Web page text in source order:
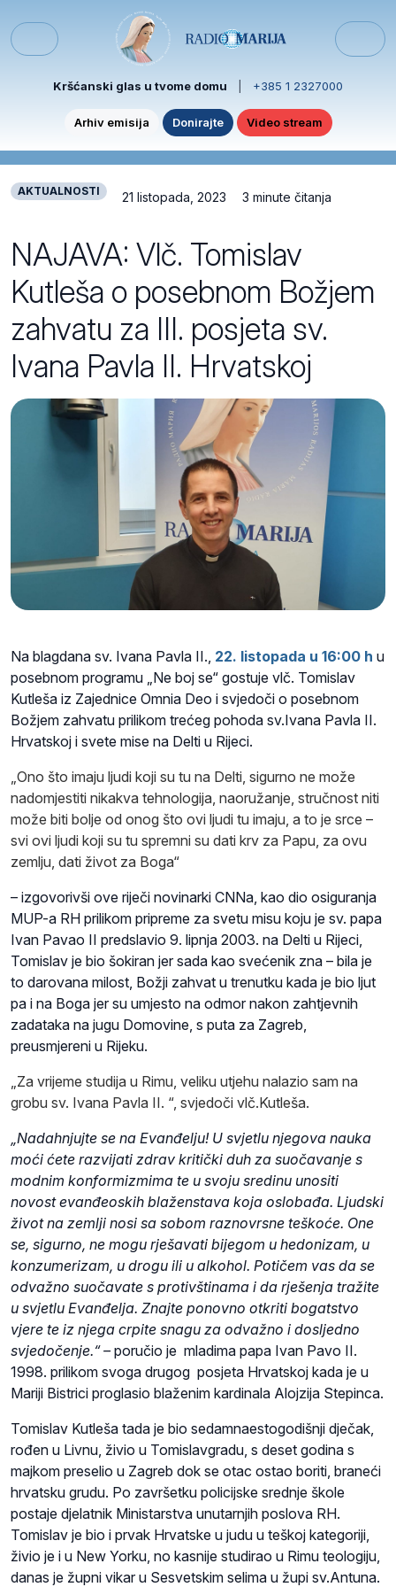
Menu
Kršćanski glas u tvome domu +385 1 2327000
Arhiv emisija Donirajte Video stream
AKTUALNOSTI 21 listopada, 2023 3 minute čitanja
NAJAVA: Vlč. Tomislav
Kutleša o posebnom Božjem
zahvatu za III. posjeta sv.
Ivana Pavla II. Hrvatskoj
Na blagdana sv. Ivana Pavla II., 22. listopada u 16:00 h u
posebnom programu „Ne boj se“ gostuje vlč. Tomislav
Kutleša iz Zajednice Omnia Deo i svjedoči o posebnom
Božjem zahvatu prilikom trećeg pohoda sv.Ivana Pavla II.
Hrvatskoj i svete mise na Delti u Rijeci.
„Ono što imaju ljudi koji su tu na Delti, sigurno ne može
nadomjestiti nikakva tehnologija, naoružanje, stručnost niti
može biti bolje od onog što ovi ljudi tu imaju, a to je srce –
svi ovi ljudi koji su tu spremni su dati krv za Papu, za ovu
zemlju, dati život za Boga“
– izgovorivši ove riječi novinarki CNNa, kao dio osiguranja
MUP-a RH prilikom pripreme za svetu misu koju je sv. papa
Ivan Pavao II predslavio 9. lipnja 2003. na Delti u Rijeci,
Tomislav je bio šokiran jer sada kao svećenik zna – bila je
to darovana milost, Božji zahvat u trenutku kada je bio ljut
pa i na Boga jer su umjesto na odmor nakon zahtjevnih
zadataka na jugu Domovine, s puta za Zagreb,
preusmjereni u Rijeku.
„Za vrijeme studija u Rimu, veliku utjehu nalazio sam na
grobu sv. Ivana Pavla II. “, svjedoči vlč.Kutleša.
„Nadahnjujte se na Evanđelju! U svjetlu njegova nauka
moći ćete razvijati zdrav kritički duh za suočavanje s
modnim konformizmima te u svoju sredinu unositi
novost evanđeoskih blaženstava koja oslobađa. Ljudski
život na zemlji nosi sa sobom raznovrsne teškoće. One
se, sigurno, ne mogu rješavati bijegom u hedonizam, u
konzumerizam, u drogu ili u alkohol. Potičem vas da se
odvažno suočavate s protivštinama i da rješenja tražite
u svjetlu Evanđelja. Znajte ponovno otkriti bogatstvo
vjere te iz njega crpite snagu za odvažno i dosljedno
svjedočenje.“ –poručio je mladima papa Ivan Pavo II.
1998. prilikom svoga drugog posjeta Hrvatskoj kada je u
Mariji Bistrici proglasio blaženim kardinala Alojzija Stepinca.
Tomislav Kutleša tada je bio sedamnaestogodišnji dječak,
rođen u Livnu, živio u Tomislavgradu, s deset godina s
majkom preselio u Zagreb dok se otac ostao boriti, braneći
hrvatsku grudu. Po završetku policijske srednje škole
postaje djelatnik Ministarstva unutarnjih poslova RH.
Tomislav je bio i prvak Hrvatske u judu u teškoj kategoriji,
živio je i u New Yorku, no kasnije studirao u Rimu teologiju,
danas je župni vikar u Sesvetskim selima u župi sv.Antuna.